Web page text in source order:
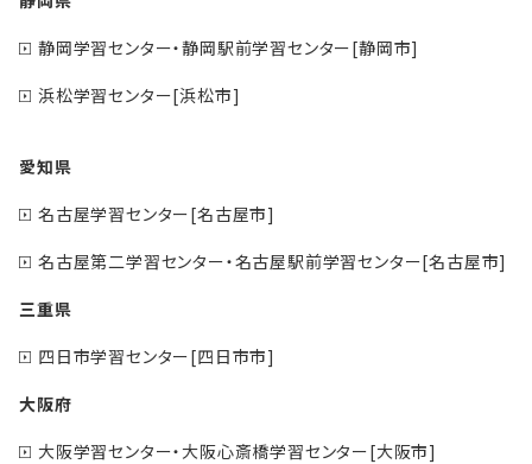
静岡学習センター・静岡駅前学習センター[静岡市]
浜松学習センター[浜松市]
愛知県
名古屋学習センター[名古屋市]
名古屋第二学習センター・名古屋駅前学習センター[名古屋市]
三重県
四日市学習センター[四日市市]
大阪府
大阪学習センター・大阪心斎橋学習センター[大阪市]